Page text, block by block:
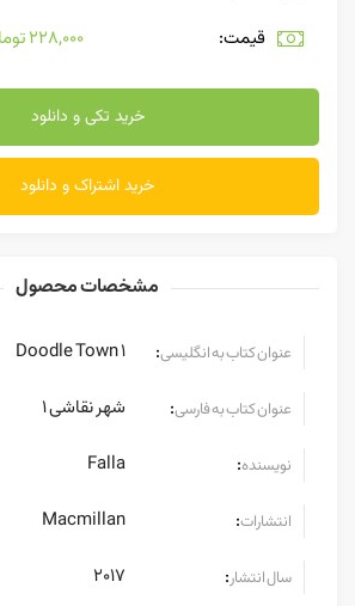
قیمت:
228,000 تومان
خرید تکی و دانلود
خرید اشتراک و دانلود
مشخصات محصول
عنوان کتاب به انگلیسی:
Doodle Town 1
عنوان کتاب به فارسی: شهر نقاشی ۱
نویسنده:
Falla
انتشارات:
Macmillan
سال انتشار:
2017